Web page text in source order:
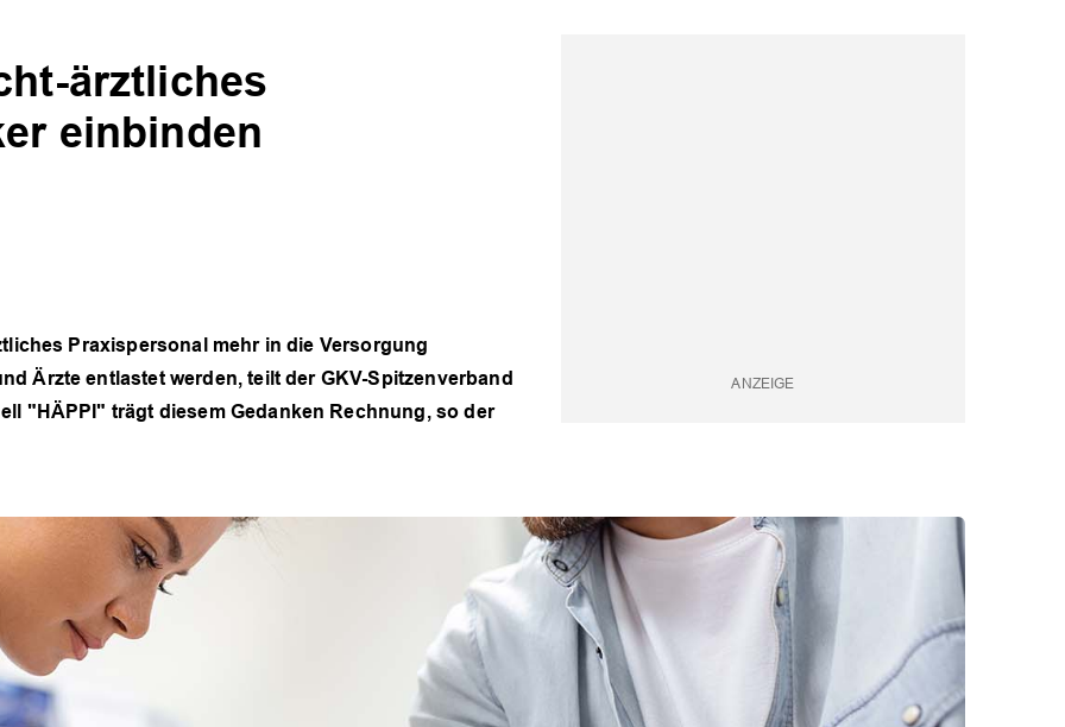
ärztliches
einbinden
Praxispersonal mehr in die Versorgung
Ärzte entlastet werden, teilt der GKV-Spitzenverband
"HÄPPI" trägt diesem Gedanken Rechnung, so der